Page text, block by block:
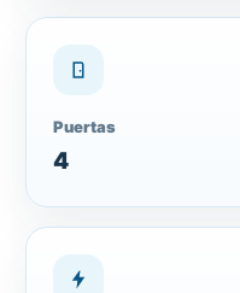
Puertas
4